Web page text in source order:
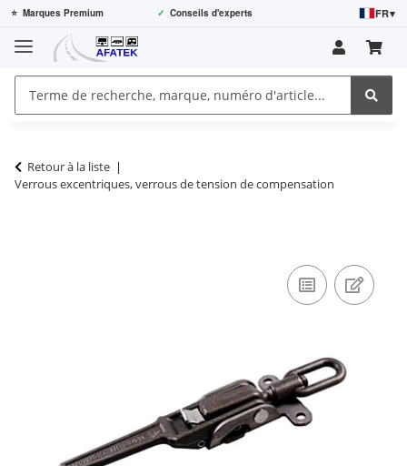
⭐ Marques Premium ✓ Conseils d'experts FR▾
Retour à la liste
Verrous excentriques, verrous de tension de compensation